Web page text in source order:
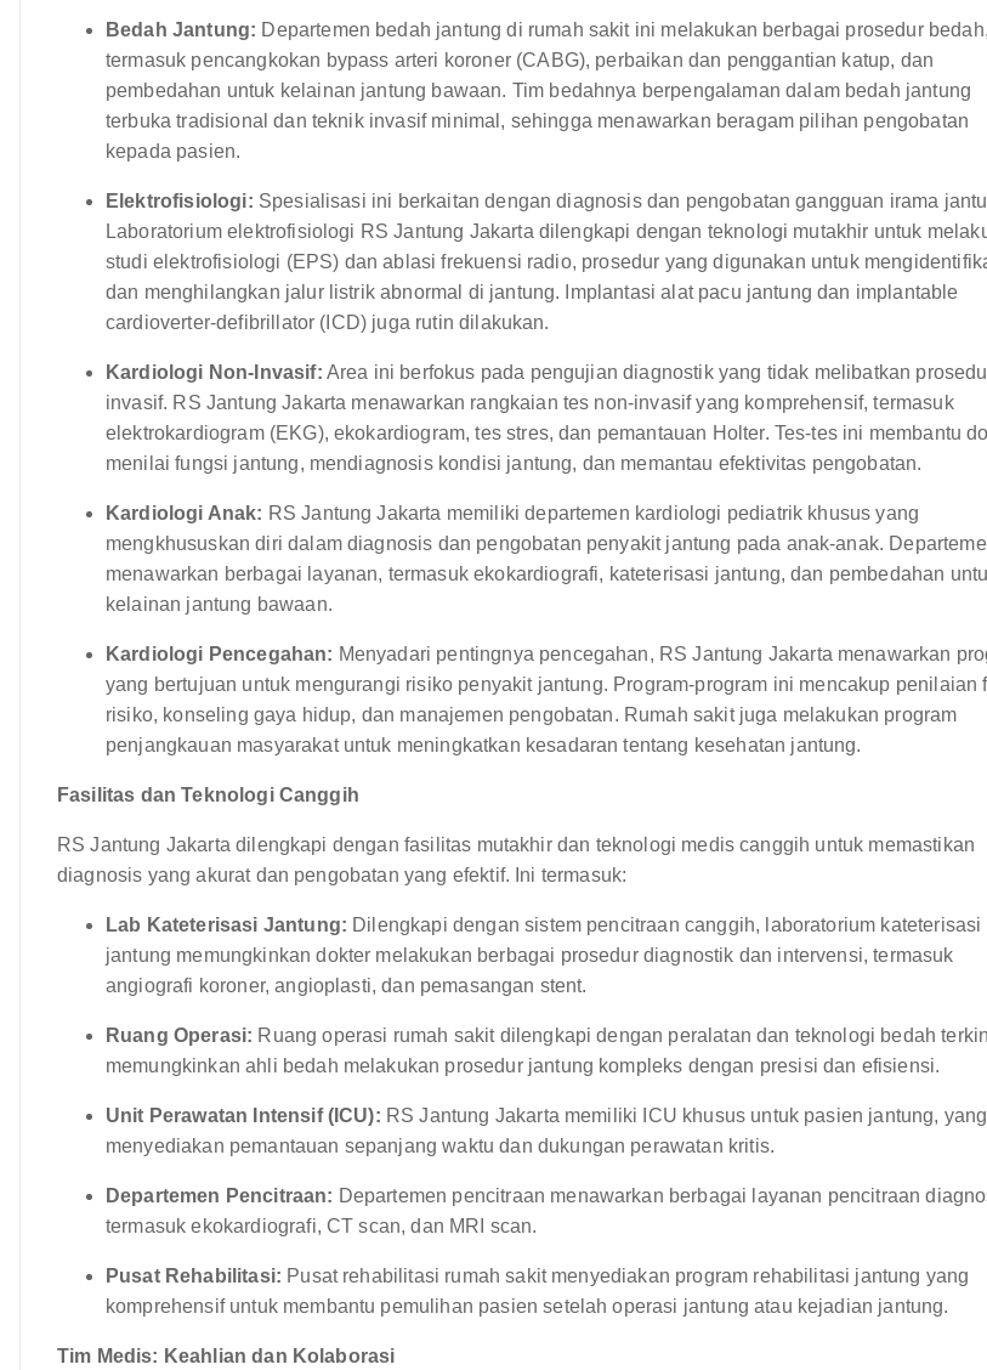
Bedah Jantung: Departemen bedah jantung di rumah sakit ini melakukan berbagai prosedur bedah,
termasuk pencangkokan bypass arteri koroner (CABG), perbaikan dan penggantian katup, dan
pembedahan untuk kelainan jantung bawaan. Tim bedahnya berpengalaman dalam bedah jantung
terbuka tradisional dan teknik invasif minimal, sehingga menawarkan beragam pilihan pengobatan
kepada pasien.
Elektrofisiologi: Spesialisasi ini berkaitan dengan diagnosis dan pengobatan gangguan irama
Laboratorium elektrofisiologi RS Jantung Jakarta dilengkapi dengan teknologi mutakhir untuk
studi elektrofisiologi (EPS) dan ablasi frekuensi radio, prosedur yang digunakan untuk
dan menghilangkan jalur listrik abnormal di jantung. Implantasi alat pacu jantung dan implantable
cardioverter-defibrillator (ICD) juga rutin dilakukan.
Kardiologi Non-Invasif: Area ini berfokus pada pengujian diagnostik yang tidak melibatkan
invasif. RS Jantung Jakarta menawarkan rangkaian tes non-invasif yang komprehensif, termasuk
elektrokardiogram (EKG), ekokardiogram, tes stres, dan pemantauan Holter. Tes-tes ini membantu
menilai fungsi jantung, mendiagnosis kondisi jantung, dan memantau efektivitas pengobatan.
Kardiologi Anak: RS Jantung Jakarta memiliki departemen kardiologi pediatrik khusus yang
mengkhususkan diri dalam diagnosis dan pengobatan penyakit jantung pada anak-anak.
menawarkan berbagai layanan, termasuk ekokardiografi, kateterisasi jantung, dan pembedahan
kelainan jantung bawaan.
Kardiologi Pencegahan: Menyadari pentingnya pencegahan, RS Jantung Jakarta menawarkan
yang bertujuan untuk mengurangi risiko penyakit jantung. Program-program ini mencakup penilaian
risiko, konseling gaya hidup, dan manajemen pengobatan. Rumah sakit juga melakukan program
penjangkauan masyarakat untuk meningkatkan kesadaran tentang kesehatan jantung.
Fasilitas dan Teknologi Canggih
RS Jantung Jakarta dilengkapi dengan fasilitas mutakhir dan teknologi medis canggih untuk memastikan
diagnosis yang akurat dan pengobatan yang efektif. Ini termasuk:
Lab Kateterisasi Jantung: Dilengkapi dengan sistem pencitraan canggih, laboratorium kateterisasi
jantung memungkinkan dokter melakukan berbagai prosedur diagnostik dan intervensi, termasuk
angiografi koroner, angioplasti, dan pemasangan stent.
Ruang Operasi: Ruang operasi rumah sakit dilengkapi dengan peralatan dan teknologi bedah
memungkinkan ahli bedah melakukan prosedur jantung kompleks dengan presisi dan efisiensi.
Unit Perawatan Intensif (ICU): RS Jantung Jakarta memiliki ICU khusus untuk pasien jantung, yang
menyediakan pemantauan sepanjang waktu dan dukungan perawatan kritis.
Departemen Pencitraan: Departemen pencitraan menawarkan berbagai layanan pencitraan
termasuk ekokardiografi, CT scan, dan MRI scan.
Pusat Rehabilitasi: Pusat rehabilitasi rumah sakit menyediakan program rehabilitasi jantung yang
komprehensif untuk membantu pemulihan pasien setelah operasi jantung atau kejadian jantung.
Tim Medis: Keahlian dan Kolaborasi